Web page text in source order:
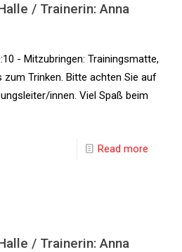
/ Trainerin: Anna
- Mitzubringen: Trainingsmatte,
zum Trinken. Bitte achten Sie auf
innen. Viel Spaß beim
Read more
/ Trainerin: Anna